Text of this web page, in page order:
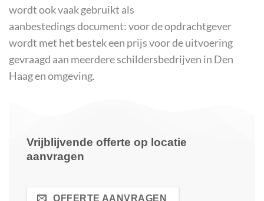
wordt ook vaak gebruikt als
aanbestedings document: voor de opdrachtgever
wordt met het bestek een prijs voor de uitvoering
gevraagd aan meerdereschildersbedrijven in Den
Haag en omgeving.
Vrijblijvende offerte op locatie
aanvragen
OFFERTE AANVRAGEN